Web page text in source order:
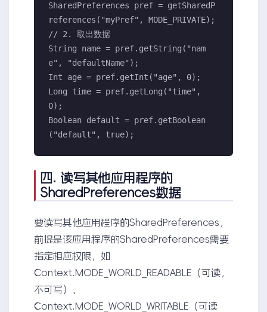
SharedPreferences pref = getSharedP
references("myPref", MODE_PRIVATE);
// 2. 取出数据
String name = pref.getString("nam
e", "defaultName");
Int age = pref.getInt("age", 0);
Long time = pref.getLong("time",
0);
Boolean default = pref.getBoolean
("default", true);
四. 读写其他应用程序的
SharedPreferences数据
要读写其他应用程序的SharedPreferences，
前提是该应用程序的SharedPreferences需要
指定相应权限，如
Context.MODE_WORLD_READABLE（可读，
不可写）、
Context.MODE_WORLD_WRITABLE（可读